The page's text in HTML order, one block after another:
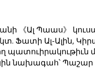
《Ալ Պաաս》
Ֆատի Ալ-Ալին,
պատուիրակութիւն
նախագահ՝